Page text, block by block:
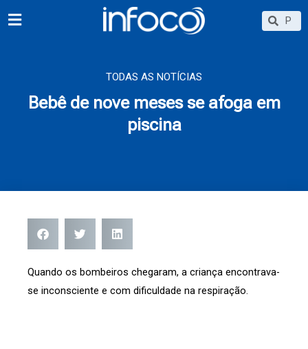
para
Search
TODAS AS NOTÍCIAS
Bebê de nove meses se afoga em
piscina
Quando os bombeiros chegaram, a criança encontrava-
se inconsciente e com dificuldade na respiração.